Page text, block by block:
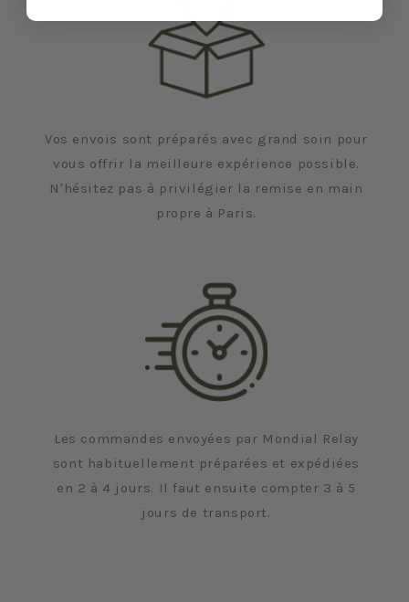
Vos envois sont préparés avec grand soin pour
vous offrir la meilleure expérience possible.
N'hésitez pas à privilégier la remise en main
propre à Paris.
Les commandes envoyées par Mondial Relay
sont habituellement préparées et expédiées
en 2 à 4 jours. Il faut ensuite compter 3 à 5
jours de transport.